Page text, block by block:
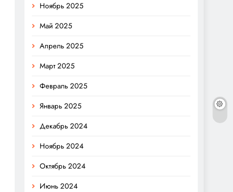
Ноябрь 2025
Май 2025
Апрель 2025
Март 2025
Февраль 2025
Январь 2025
Декабрь 2024
Ноябрь 2024
Октябрь 2024
Июнь 2024